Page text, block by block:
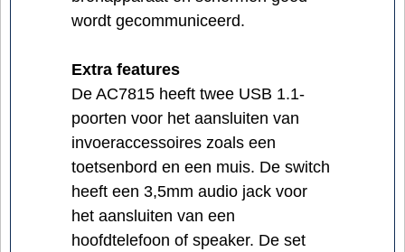
wordt gecommuniceerd.
Extra features
De AC7815 heeft twee USB 1.1-
poorten voor het aansluiten van
invoeraccessoires zoals een
toetsenbord en een muis. De switch
heeft een 3,5mm audio jack voor
het aansluiten van een
hoofdtelefoon of speaker. De set